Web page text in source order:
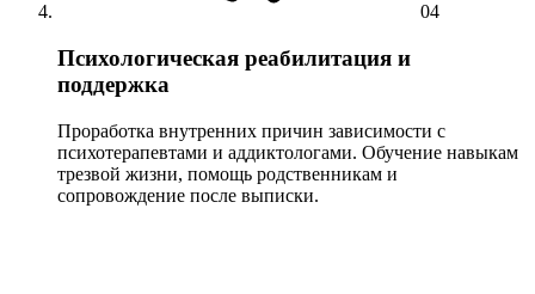
04
Психологическая реабилитация и
поддержка
Проработка внутренних причин зависимости с
психотерапевтами и аддиктологами. Обучение навыкам
трезвой жизни, помощь родственникам и
сопровождение после выписки.